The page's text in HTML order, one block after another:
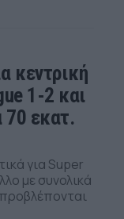
κεντρική
1-2 και
70 εκατ.
για Super
με συνολικά